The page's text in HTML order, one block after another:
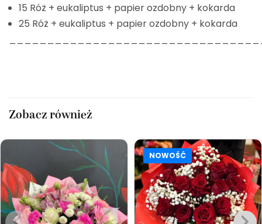
15 Róż + eukaliptus + papier ozdobny + kokarda
25 Róż + eukaliptus + papier ozdobny + kokarda
Zobacz również
NOWOŚĆ